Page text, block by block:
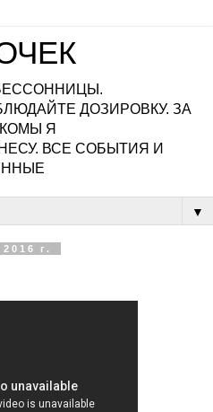
ДОЗИРОВКУ. ЗА
Я
ВСЕ СОБЫТИЯ И
▼
г.